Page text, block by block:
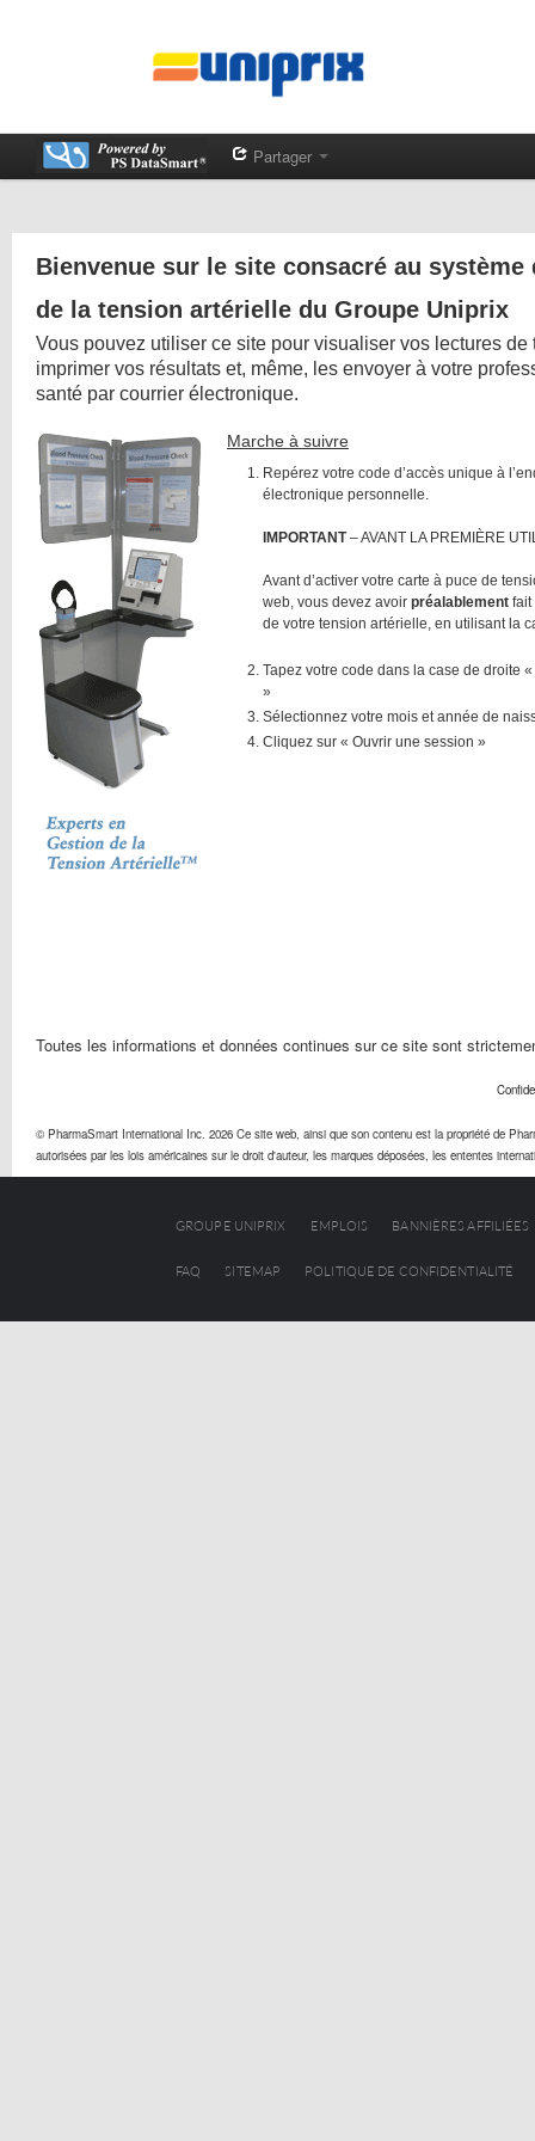
Partager
Bienvenue sur le site consacré au système
de la tension artérielle du Groupe Uniprix
Vous pouvez utiliser ce site pour visualiser vos lectures de
imprimer vos résultats et, même, les envoyer à votre
santé par courrier électronique.
Marche à suivre
Repérez votre code d’accès unique à
électronique personnelle.
IMPORTANT– AVANT LA PREMIÈRE
Avant d’activer votre carte à puce de
web, vous devez avoir préalablement fait
de votre tension artérielle, en utilisant la
Tapez votre code dans la case de droite
»
Sélectionnez votre mois et année de
Cliquez sur « Ouvrir une session »
Toutes les informations et données continues sur ce site sont
© PharmaSmart International Inc. 2026 Ce site web, ainsi que son contenu est la propriété de
autorisées par les lois américaines sur le droit d'auteur, les marques déposées, les ententes
GROUPE UNIPRIX EMPLOIS BANNIÈRES AFFILIÉES
FAQ SITEMAP POLITIQUE DE CONFIDENTIALITÉ